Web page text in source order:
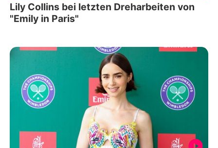
Lily Collins bei letzten Dreharbeiten von
"Emily in Paris"